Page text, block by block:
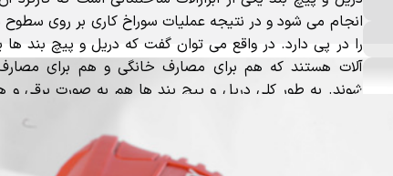
انجام می شود و در نتیجه عملیات سوراخ کاری بر روی
را در پی دارد. در واقع می توان گفت که دریل و پیچ بند ها یکی
آلات هستند که هم برای مصارف خانگی و هم برای مصارف
شوند. به طور کلی دریل و پیچ بند ها هم به صورت برقی و